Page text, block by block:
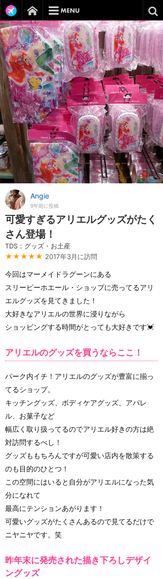
Angie
9年前に投稿
可愛すぎるアリエルグッズがたく
さん登場！
TDS：グッズ・お土産
★★★★★ 2017年3月に訪問
今回はマーメイドラグーンにある
スリーピーホエール・ショップに売ってるアリ
エルグッズを見てきました！
大好きなアリエルの世界に浸りながら
ショッピングする時間がとっても大好きです💓
アリエルのグッズを買うならここ！
パーク内イチ！アリエルのグッズが豊富に揃っ
てるショップ。
キッチングッズ、ボディケアグッズ、アパレ
ル、お菓子など
幅広く取り扱ってるのでアリエル好きの方は絶
対訪問するべし！
グッズももちろんですが可愛い店内を散策する
のも目的のひとつ！
この空間にはいると自分がアリエルになった気
分になれて
最高にテンションあがります！
可愛いグッズがたくさんあるので見てるだけで
ニヤニヤです。笑
昨年末に発売された描き下ろしデザイ
ングッズ